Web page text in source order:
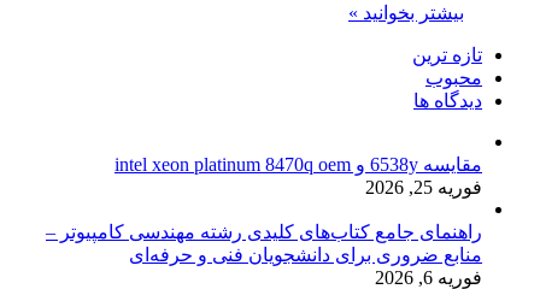
بیشتر بخوانید »
تازه ترین
محبوب
دیدگاه ها
مقایسه 6538y و intel xeon platinum 8470q oem
فوریه 25, 2026
راهنمای جامع کتاب‌های کلیدی رشته مهندسی کامپیوتر –
منابع ضروری برای دانشجویان فنی و حرفه‌ای
فوریه 6, 2026